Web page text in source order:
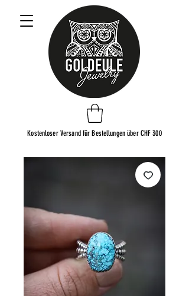
Kostenloser Versand für Bestellungen über CHF 300